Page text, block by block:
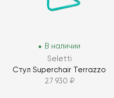
В наличии
Seletti
Стул Superchair Terrazzo
27 930 ₽